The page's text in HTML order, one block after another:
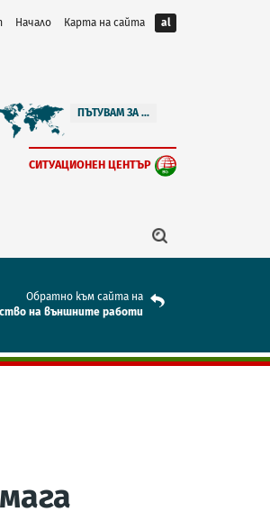
Начало Карта на сайта al
ПЪТУВАМ ЗА ...
СИТУАЦИОНЕН ЦЕНТЪР
Обратно към сайта на
на външните работи